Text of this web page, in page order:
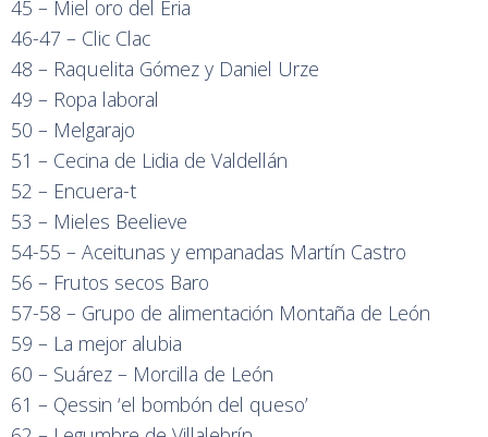
45 – Miel oro del Eria
46-47 – Clic Clac
48 – Raquelita Gómez y Daniel Urze
49 – Ropa laboral
50 – Melgarajo
51 – Cecina de Lidia de Valdellán
52 – Encuera-t
53 – Mieles Beelieve
54-55 – Aceitunas y empanadas Martín Castro
56 – Frutos secos Baro
57-58 – Grupo de alimentación Montaña de León
59 – La mejor alubia
60 – Suárez – Morcilla de León
61 – Qessin ‘el bombón del queso’